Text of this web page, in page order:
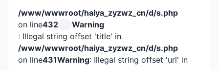
/www/wwwroot/haiya_zyzwz_cn/d/s.php
on line432
Warning
: Illegal string offset 'title' in
/www/wwwroot/haiya_zyzwz_cn/d/s.php
on line431Warning: Illegal string offset 'url' in